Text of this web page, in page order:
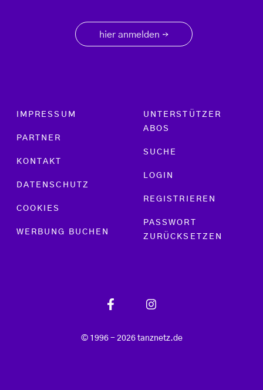
hier anmelden →
Footer menu
IMPRESSUM
PARTNER
KONTAKT
DATENSCHUTZ
COOKIES
WERBUNG BUCHEN
UNTERSTÜTZER
ABOS
SUCHE
LOGIN
REGISTRIEREN
PASSWORT
ZURÜCKSETZEN
© 1996 - 2026 tanznetz.de